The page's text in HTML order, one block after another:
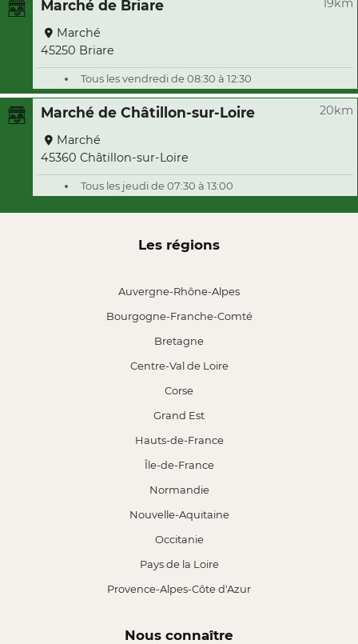
Marché de Briare 19km
Marché
45250 Briare
Tous les vendredi de 08:30 à 12:30
Marché de Châtillon-sur-Loire 20km
Marché
45360 Châtillon-sur-Loire
Tous les jeudi de 07:30 à 13:00
Les régions
Auvergne-Rhône-Alpes
Bourgogne-Franche-Comté
Bretagne
Centre-Val de Loire
Corse
Grand Est
Hauts-de-France
Île-de-France
Normandie
Nouvelle-Aquitaine
Occitanie
Pays de la Loire
Provence-Alpes-Côte d'Azur
Nous connaître